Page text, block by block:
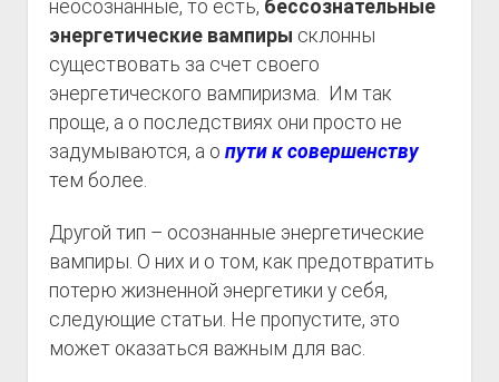
неосознанные, то есть, бессознательные
энергетические вампиры склонны
существовать за счет своего
энергетического вампиризма. Им так
проще, а о последствиях они просто не
задумываются, а о пути к совершенству
тем более.
Другой тип – осознанные энергетические
вампиры. О них и о том, как предотвратить
потерю жизненной энергетики у себя,
следующие статьи. Не пропустите, это
может оказаться важным для вас.